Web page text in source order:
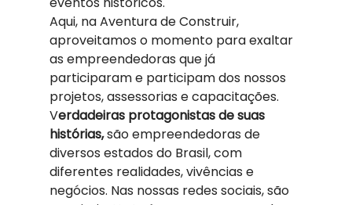
Aqui, na Aventura de Construir,
aproveitamos o momento para exaltar
as empreendedoras que já
participaram e participam dos nossos
projetos, assessorias e capacitações.
Verdadeiras protagonistas de suas
histórias, são empreendedoras de
diversos estados do Brasil, com
diferentes realidades, vivências e
negócios. Nas nossas redes sociais, são